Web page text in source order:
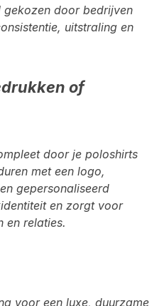
gekozen door bedrijven
uitstraling en
of
door je poloshirts
met een logo,
gepersonaliseerd
en zorgt voor
en relaties.
voor een luxe, duurzame